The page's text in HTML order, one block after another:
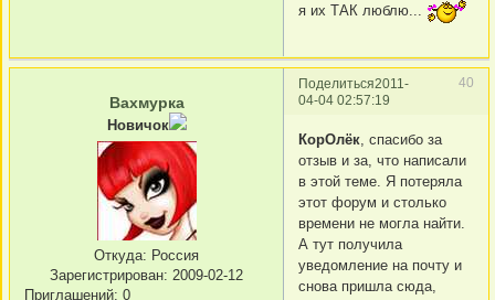
я их ТАК люблю...
Поделиться 40
2011-
04-04 02:57:19
Вахмурка
Новичок
Откуда: Россия
Зарегистрирован: 2009-02-12
Приглашений: 0
КорОлёк , спасибо за
отзыв и за, что написали
в этой теме. Я потеряла
этот форум и столько
времени не могла найти.
А тут получила
уведомление на почту и
снова пришла сюда,